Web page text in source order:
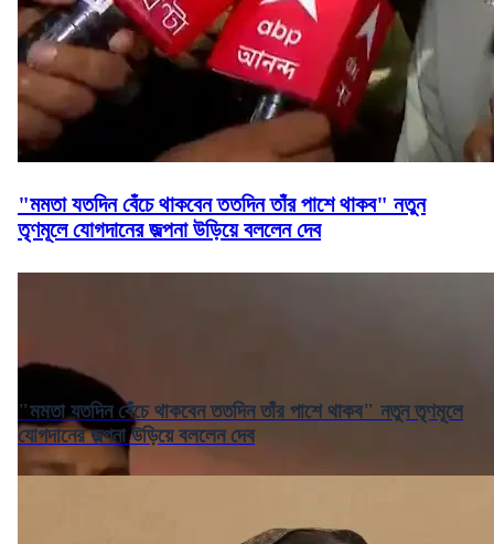
"মমতা যতদিন বেঁচে থাকবেন ততদিন তাঁর পাশে থাকব" নতুন
তৃণমূলে যোগদানের জল্পনা উড়িয়ে বললেন দেব
"মমতা যতদিন বেঁচে থাকবেন ততদিন তাঁর পাশে থাকব" নতুন তৃণমূলে
যোগদানের জল্পনা উড়িয়ে বললেন দেব